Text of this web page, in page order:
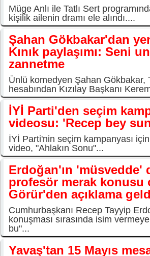
Müge Anlı ile Tatlı Sert
kişilik ailenin dramı ele alındı....
Şahan Gökbakar'dan
Kınık paylaşımı: Seni
zannetme
Ünlü komedyen Şahan Gökbakar,
hesabından Kızılay Başkanı Kerem
İYİ Parti'den seçim
videosu: 'Recep bey
İYİ Parti'nin seçim kampanyası için
video, "Ahlakın Sonu"...
Erdoğan'ın 'müsvedde'
profesör merak konusu
Görür'den açıklama
Cumhurbaşkanı Recep Tayyip
konuşması sırasında isim
bu"...
Yavaş'tan 15 Mayıs